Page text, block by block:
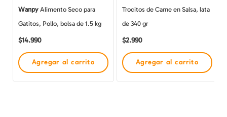
Wanpy Alimento Seco para
Gatitos, Pollo, bolsa de 1.5 kg
$14.990
Agregar al carrito
Trocitos de Carne en Salsa, lata
de 340 gr
$2.990
Agregar al carrito